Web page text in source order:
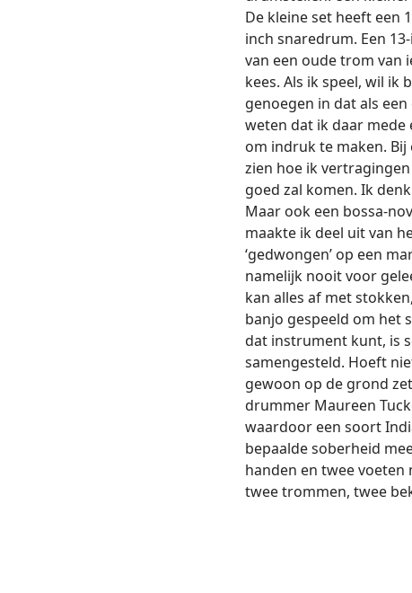
De kleine set heeft een
inch snaredrum. Een
van een oude trom van
kees. Als ik speel, wil ik
genoegen in dat als
weten dat ik daar mede
om indruk te maken.
zien hoe ik
goed zal komen. Ik
Maar ook een bossa-
maakte ik deel uit van
‘gedwongen’ op een
namelijk nooit voor
kan alles af met
banjo gespeeld om het
dat instrument kunt, is
samengesteld. Hoeft
gewoon op de grond
drummer Maureen
waardoor een soort
bepaalde soberheid
handen en twee voeten
twee trommen, twee